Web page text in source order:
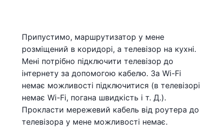
Припустимо, маршрутизатор у мене
розміщений в коридорі, а телевізор на кухні.
Мені потрібно підключити телевізор до
інтернету за допомогою кабелю. За Wi-Fi
немає можливості підключитися (в телевізорі
немає Wi-Fi, погана швидкість і т. Д.).
Прокласти мережевий кабель від роутера до
телевізора у мене можливості немає.